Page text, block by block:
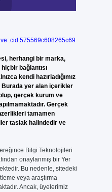
herhangi bir marka,
bağlantısı
kendi hazırladığımız
Burada yer alan içerikler
gerçek kurum ve
Gerçek
tamamen
taslak halindedir ve
Bilgi Teknolojileri
onaylanmış bir Yer
Bu nedenle, sitedeki
veya araştırma
Ancak, üyelerimiz